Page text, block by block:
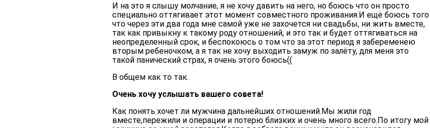
И на это я слышу молчание, я не хочу давить на него, но боюсь что он просто
специально оттягивает этот момент совместного проживания.И ещё боюсь того
что через эти два года мне самой уже не захочется ни свадьбы, ни жить вместе,
так как привыкну к такому роду отношений, и это так и будет оттягиваться на
неопределенный срок, и беспокоюсь о том что за этот период я забеременею
вторым ребеночком, а я так не хочу выходить замуж по залёту, для меня это
такой панический страх, я очень этого боюсь((
В общем как то так.
Очень хочу услышать вашего совета!
Как понять хочет ли мужчина дальнейших отношений.Мы жили год
вместе,пережили и операции и потерю близких и очень много всего.По итогу мой